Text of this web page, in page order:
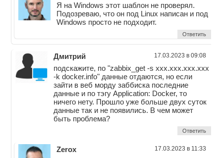
Я на Windows этот шаблон не проверял.
Подозреваю, что он под Linux написан и под
Windows просто не подходит.
Ответить
Дмитрий 17.03.2023 в 09:08
подскажите, по "zabbix_get -s xxx.xxx.xxx.xxx
-k docker.info" данные отдаются, но если
зайти в веб морду заббиска последние
данные и по тэгу Application: Docker, то
ничего нету. Прошло уже больше двух суток
данные так и не появились. В чем может
быть проблема?
Ответить
Zerox 17.03.2023 в 11:33